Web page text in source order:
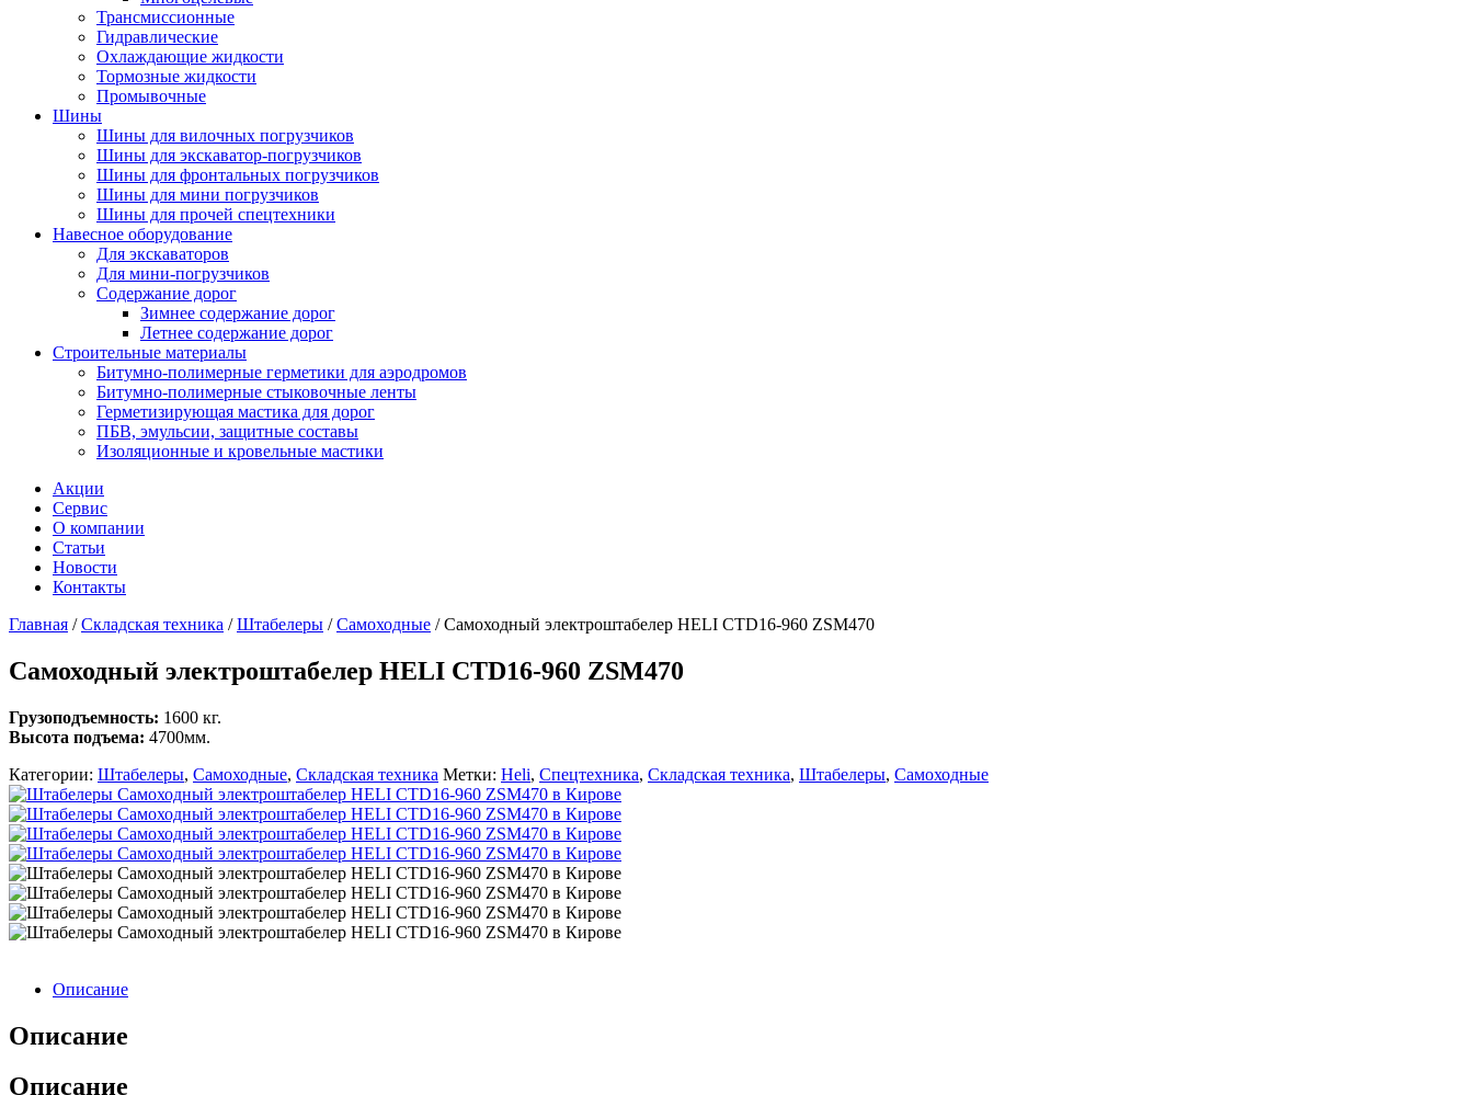
Трансмиссионные
Гидравлические
Охлаждающие жидкости
Тормозные жидкости
Промывочные
Шины
Шины для вилочных погрузчиков
Шины для экскаватор-погрузчиков
Шины для фронтальных погрузчиков
Шины для мини погрузчиков
Шины для прочей спецтехники
Навесное оборудование
Для экскаваторов
Для мини-погрузчиков
Содержание дорог
Зимнее содержание дорог
Летнее содержание дорог
Строительные материалы
Битумно-полимерные герметики для аэродромов
Битумно-полимерные стыковочные ленты
Герметизирующая мастика для дорог
ПБВ, эмульсии, защитные составы
Изоляционные и кровельные мастики
Акции
Сервис
О компании
Статьи
Новости
Контакты
Главная /Складская техника /Штабелеры /Самоходные /Самоходный электроштабелер HELI CTD16-960 ZSM470
Самоходный электроштабелер HELI CTD16-960 ZSM470
Грузоподъемность: 1600 кг.
Высота подъема: 4700мм.
Категории: Штабелеры, Самоходные, Складская техника Метки: Heli, Спецтехника, Складская техника, Штабелеры, Самоходные
Описание
Описание
Описание